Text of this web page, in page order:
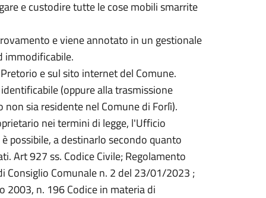
e custodire tutte le cose mobili smarrite
e viene annotato in un gestionale
immodificabile.
e sul sito internet del Comune.
(oppure alla trasmissione
sia residente nel Comune di Forlì).
nei termini di legge, l'Ufficio
possibile, a destinarlo secondo quanto
Art 927 ss. Codice Civile; Regolamento
Consiglio Comunale n. 2 del 23/01/2023 ;
2003, n. 196 Codice in materia di